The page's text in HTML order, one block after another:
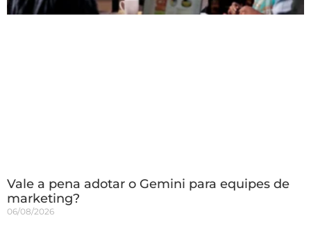
Vale a pena adotar o Gemini para equipes de
marketing?
06/08/2026